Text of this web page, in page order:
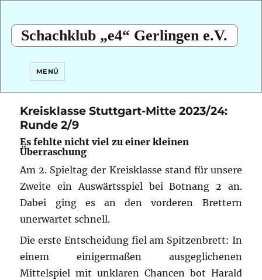
Schachklub „e4“ Gerlingen e.V.
MENÜ
Kreisklasse Stuttgart-Mitte 2023/24:
Runde 2/9
Es fehlte nicht viel zu einer kleinen
Überraschung
Am 2. Spieltag der Kreisklasse stand für unsere
Zweite ein Auswärtsspiel bei Botnang 2 an.
Dabei ging es an den vorderen Brettern
unerwartet schnell.
Die erste Entscheidung fiel am Spitzenbrett: In
einem einigermaßen ausgeglichenen
Mittelspiel mit unklaren Chancen bot Harald